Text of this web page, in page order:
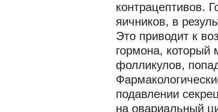
контрацептивов.
яичников, в
Это приводит к
гормона, который
фолликулов,
подавлении
на овариальный